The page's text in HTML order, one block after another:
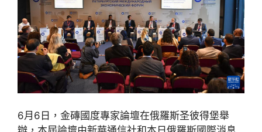
6月6日，金磚國度專家論壇在俄羅斯圣彼得堡舉